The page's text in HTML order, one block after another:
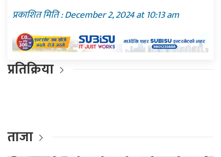
प्रकाशित मिति : December 2, 2024 at 10:13 am
प्रतिक्रिया
ताजा